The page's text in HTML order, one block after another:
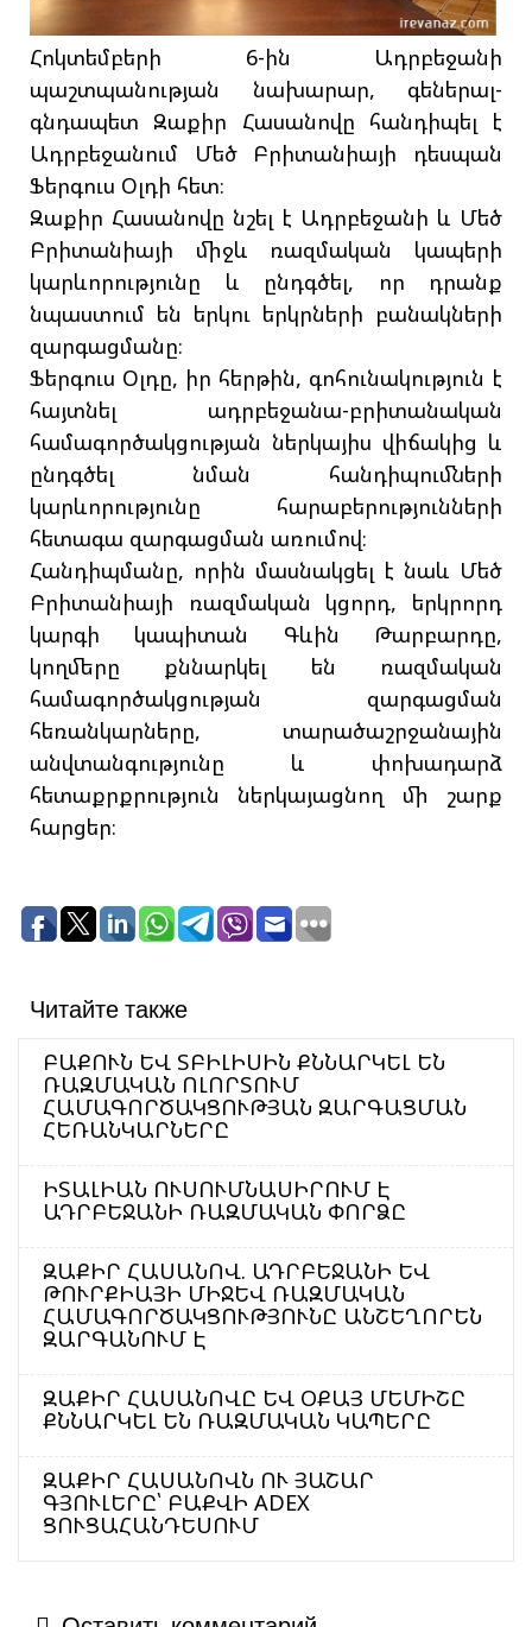
Հոկտեմբերի 6-ին Ադրբեջանի
պաշտպանության նախարար, գեներալ-
գնդապետ Զաքիր Հասանովը հանդիպել է
Ադրբեջանում Մեծ Բրիտանիայի դեսպան
Ֆերգուս Օլդի հետ։
Զաքիր Հասանովը նշել է Ադրբեջանի և Մեծ
Բրիտանիայի միջև ռազմական կապերի
կարևորությունը և ընդգծել, որ դրանք
նպաստում են երկու երկրների բանակների
զարգացմանը։
Ֆերգուս Օլդը, իր հերթին, գոհունակություն է
հայտնել ադրբեջանա-բրիտանական
համագործակցության ներկայիս վիճակից և
ընդգծել նման հանդիպումների
կարևորությունը հարաբերությունների
հետագա զարգացման առումով։
Հանդիպմանը, որին մասնակցել է նաև Մեծ
Բրիտանիայի ռազմական կցորդ, երկրորդ
կարգի կապիտան Գևին Թարբարդը,
կողմերը քննարկել են ռազմական
համագործակցության զարգացման
հեռանկարները, տարածաշրջանային
անվտանգությունը և փոխադարձ
հետաքրքրություն ներկայացնող մի շարք
հարցեր։
Читайте также
ԲԱՔՈՒՆ ԵՎ ՏԲԻԼԻՍԻՆ ՔՆՆԱՐԿԵԼ ԵՆ
ՌԱԶՄԱԿԱՆ ՈԼՈՐՏՈՒՄ
ՀԱՄԱԳՈՐԾԱԿՑՈՒԹՅԱՆ ԶԱՐԳԱՑՄԱՆ
ՀԵՌԱՆԿԱՐՆԵՐԸ
ԻՏԱԼԻԱՆ ՈՒՍՈՒՄՆԱՍԻՐՈՒՄ Է
ԱԴՐԲԵՋԱՆԻ ՌԱԶՄԱԿԱՆ ՓՈՐՁԸ
ԶԱՔԻՐ ՀԱՍԱՆՈՎ. ԱԴՐԲԵՋԱՆԻ ԵՎ
ԹՈՒՐՔԻԱՅԻ ՄԻՋԵՎ ՌԱԶՄԱԿԱՆ
ՀԱՄԱԳՈՐԾԱԿՑՈՒԹՅՈՒՆԸ ԱՆՇԵՂՈՐԵՆ
ԶԱՐԳԱՆՈՒՄ Է
ԶԱՔԻՐ ՀԱՍԱՆՈՎԸ ԵՎ ՕՔԱՅ ՄԵՄԻՇԸ
ՔՆՆԱՐԿԵԼ ԵՆ ՌԱԶՄԱԿԱՆ ԿԱՊԵՐԸ
ԶԱՔԻՐ ՀԱՍԱՆՈՎՆ ՈՒ ՅԱՇԱՐ
ԳՅՈՒԼԵՐԸ՝ ԲԱՔՎԻ ADEX
ՑՈՒՑԱՀԱՆԴԵՍՈՒՄ